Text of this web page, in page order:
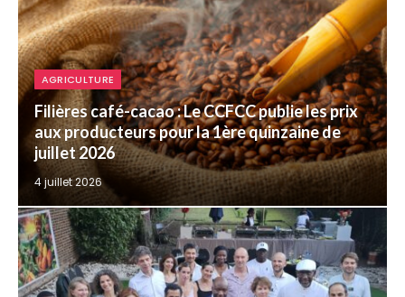
AGRICULTURE
Filières café-cacao : Le CCFCC publie les prix
aux producteurs pour la 1ère quinzaine de
juillet 2026
4 juillet 2026